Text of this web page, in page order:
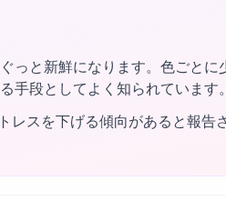
っと新鮮になります。色ごとに
段としてよく知られています。
レスを下げる傾向があると報告